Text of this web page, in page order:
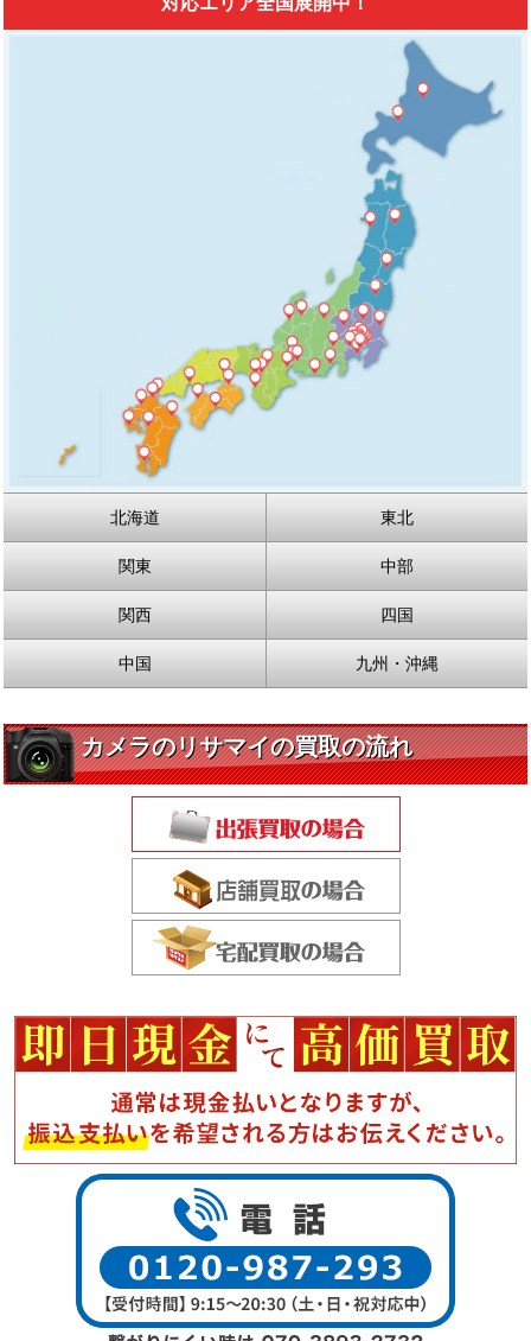
北海道 東北
関東 中部
関西 四国
中国 九州・沖縄